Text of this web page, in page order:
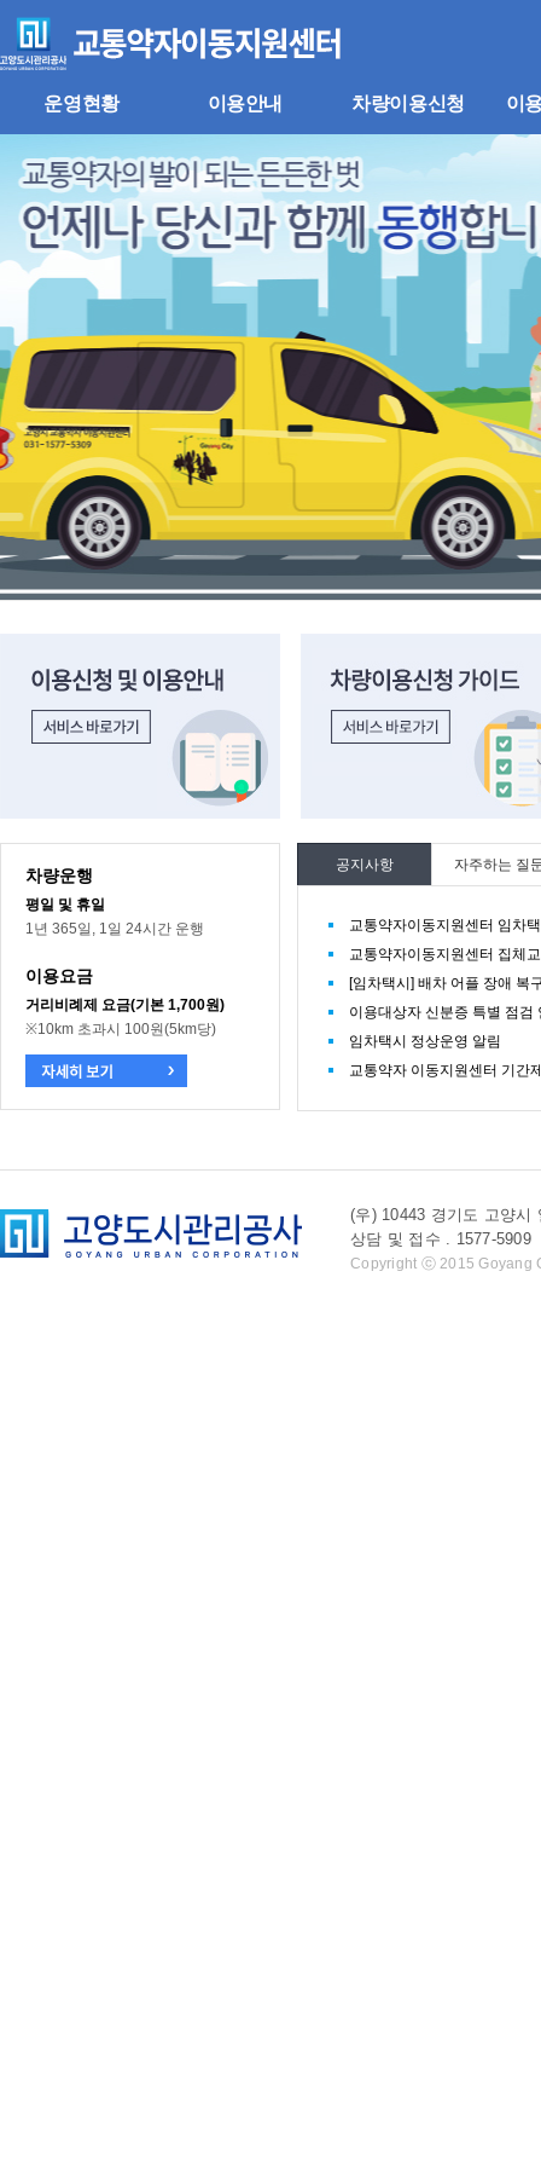
뉴
바
기
바
로
운영현황 이용안내 차량이용신청 이
차량운행
평일 및 휴일
1년 365일, 1일 24시간 운행
이용요금
거리비례제 요금(기본 1,700원)
※10km 초과시 100원(5km당)
공지사항
교통약자이동지원센터 임차
교통약자이동지원센터 집체
[임차택시] 배차 어플 장애 복
이용대상자 신분증 특별 점검
임차택시 정상운영 알림
교통약자 이동지원센터 기간
자주하는 질
(우) 10443 경기도 고양시
상담 및 접수 . 1577-
Copyright ⓒ 2015 Goyang